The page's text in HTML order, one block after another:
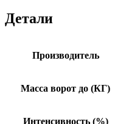
Детали
Производитель
Масса ворот до (КГ)
Интенсивность (%)